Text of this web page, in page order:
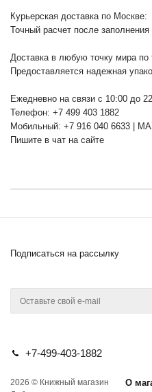
Курьерская доставка по Москве:
Точный расчет после заполнения
Доставка в любую точку мира
Предоставляется надежная
Ежедневно на связи с 10:00 до
Телефон: +7 499 403 1882
Мобильный: +7 916 040 6633 |
Пишите в чат на сайте
Подписаться на рассылку
+7-499-403-1882
2026 © Книжный магазин
О